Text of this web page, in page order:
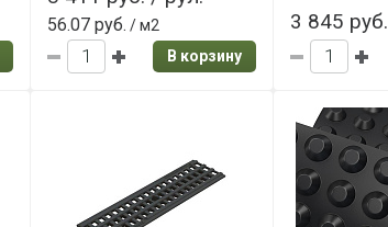
56.07 руб. / м2
В корзину
3 845